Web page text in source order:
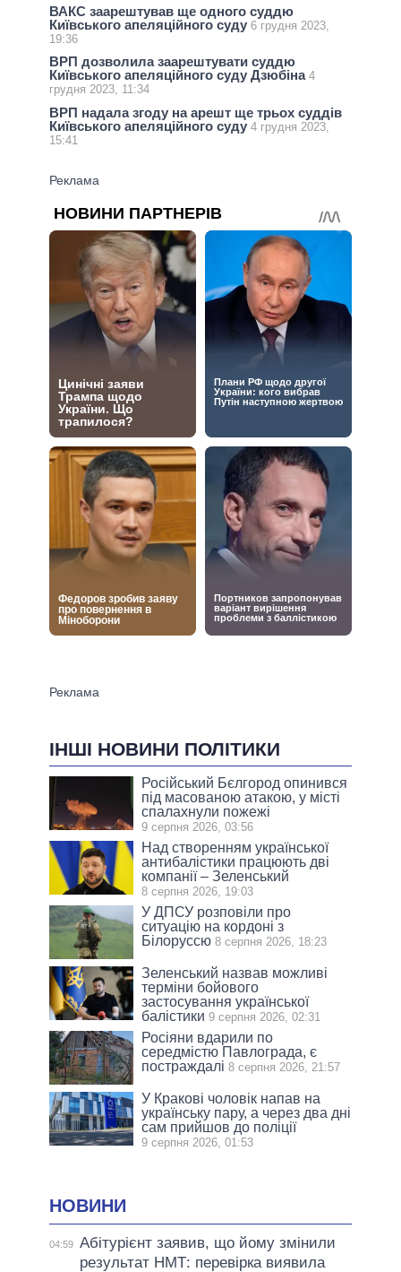
ВАКС заарештував ще одного суддю
Київського апеляційного суду 6 грудня 2023,
19:36
ВРП дозволила заарештувати суддю
Київського апеляційного суду Дзюбіна 4
грудня 2023, 11:34
ВРП надала згоду на арешт ще трьох суддів
Київського апеляційного суду 4 грудня 2023,
15:41
ІНШІ НОВИНИ ПОЛІТИКИ
Російський Бєлгород опинився
під масованою атакою, у місті
спалахнули пожежі
9 серпня 2026, 03:56
Над створенням української
антибалістики працюють дві
компанії – Зеленський
8 серпня 2026, 19:03
У ДПСУ розповіли про
ситуацію на кордоні з
Білоруссю 8 серпня 2026, 18:23
Зеленський назвав можливі
терміни бойового
застосування української
балістики 9 серпня 2026, 02:31
Росіяни вдарили по
середмістю Павлограда, є
постраждалі 8 серпня 2026, 21:57
У Кракові чоловік напав на
українську пару, а через два дні
сам прийшов до поліції
9 серпня 2026, 01:53
НОВИНИ
04:59 Абітурієнт заявив, що йому змінили
результат НМТ: перевірка виявила